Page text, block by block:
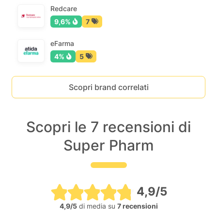
Redcare
9,6%
7
eFarma
4%
5
Scopri brand correlati
Scopri le 7 recensioni di
Super Pharm
4,9/5
4,9/5di media su 7 recensioni